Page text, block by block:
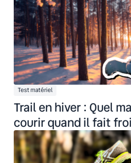
Test matériel
Trail en hiver : Quel
courir quand il fait